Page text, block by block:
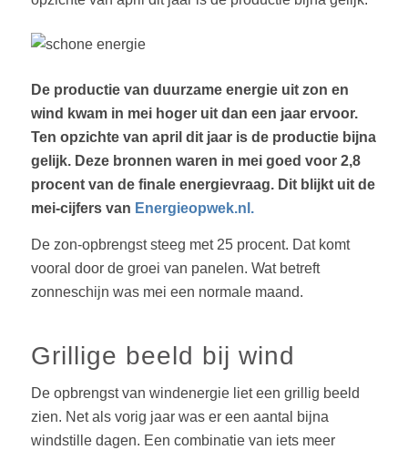
De productie van duurzame energie uit zon en
wind kwam in mei hoger uit dan een jaar ervoor.
Ten opzichte van april dit jaar is de productie bijna
gelijk. Deze bronnen waren in mei goed voor 2,8
procent van de finale energievraag. Dit blijkt uit de
mei-cijfers van Energieopwek.nl.
De zon-opbrengst steeg met 25 procent. Dat komt
vooral door de groei van panelen. Wat betreft
zonneschijn was mei een normale maand.
Grillige beeld bij wind
De opbrengst van windenergie liet een grillig beeld
zien. Net als vorig jaar was er een aantal bijna
windstille dagen. Een combinatie van iets meer